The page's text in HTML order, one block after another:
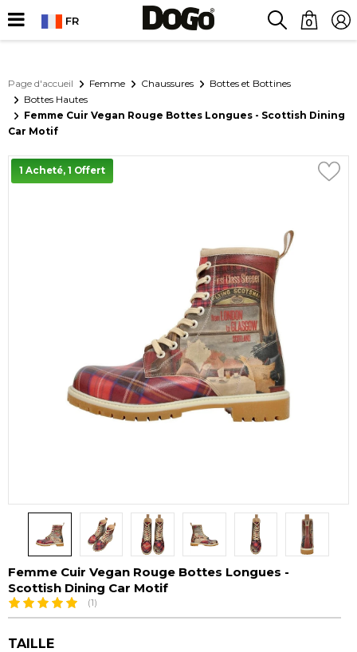
FR 0
Page d'accueil Femme Chaussures
Bottes et Bottines
Bottes Hautes
Femme Cuir Vegan Rouge Bottes Longues - Scottish Dining
Car Motif
1 Acheté, 1 Offert
Femme Cuir Vegan Rouge Bottes Longues -
Scottish Dining Car Motif
(1)
TAILLE